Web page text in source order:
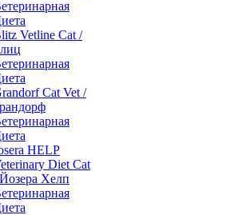
Vetline Cat /
Cat Vet /
HELP
Diet Cat
Хелп